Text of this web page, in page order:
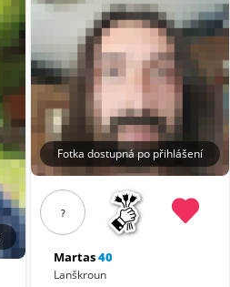
Fotka dostupná po přihlášení
?
Martas40
Lanškroun